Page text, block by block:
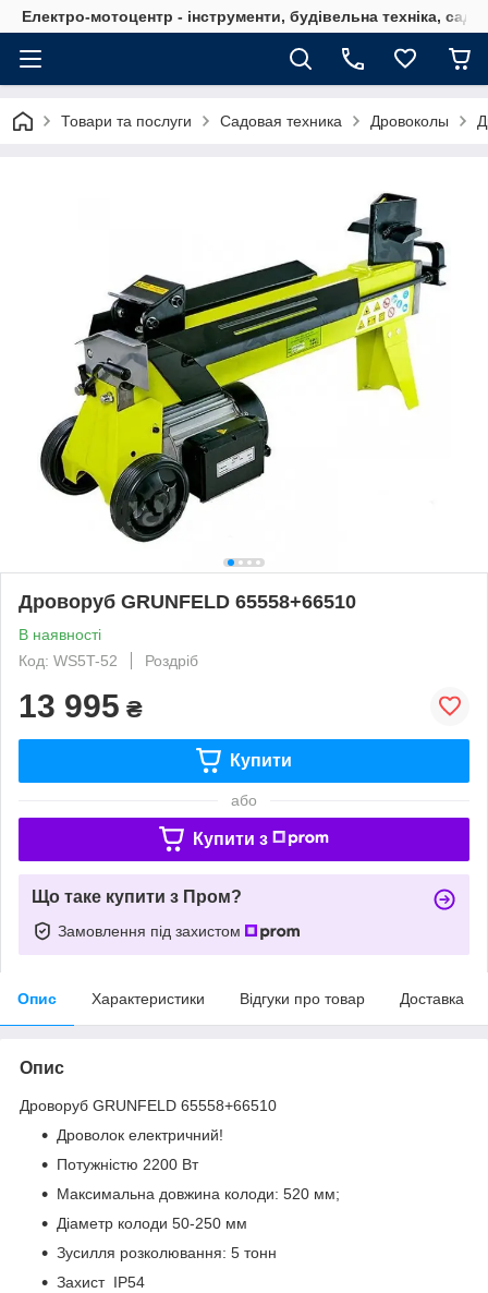
Електро-мотоцентр - інструменти, будівельна техніка,
Товари та послуги Садовая техника Дровоколы
Дроворуб GRUNFELD 65558+66510
В наявності
Код: WS5T-52
Роздріб
13 995 ₴
Купити
або
Купити з
Що таке купити з Пром?
Замовлення під захистом
Опис Характеристики Відгуки про товар Доставка
Опис
Дроворуб GRUNFELD 65558+66510
Дроволок електричний!
Потужністю 2200 Вт
Максимальна довжина колоди: 520 мм;
Діаметр колоди 50-250 мм
Зусилля розколювання: 5 тонн
Захист IP54